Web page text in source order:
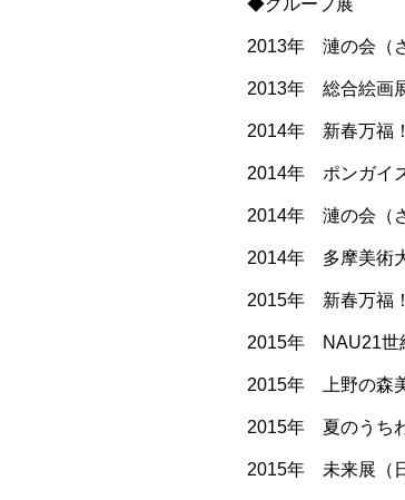
2013年 漣の会（
2013年 総合絵画
2014年 新春万福
2014年 ポンガイ
2014年 漣の会（
2014年 多摩美術
2015年 新春万福
2015年 NAU21世
2015年 上野の森
2015年 夏のうち
2015年 未来展（